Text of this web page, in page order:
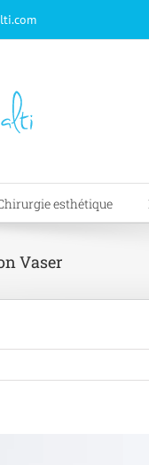
esthétique
Vaser